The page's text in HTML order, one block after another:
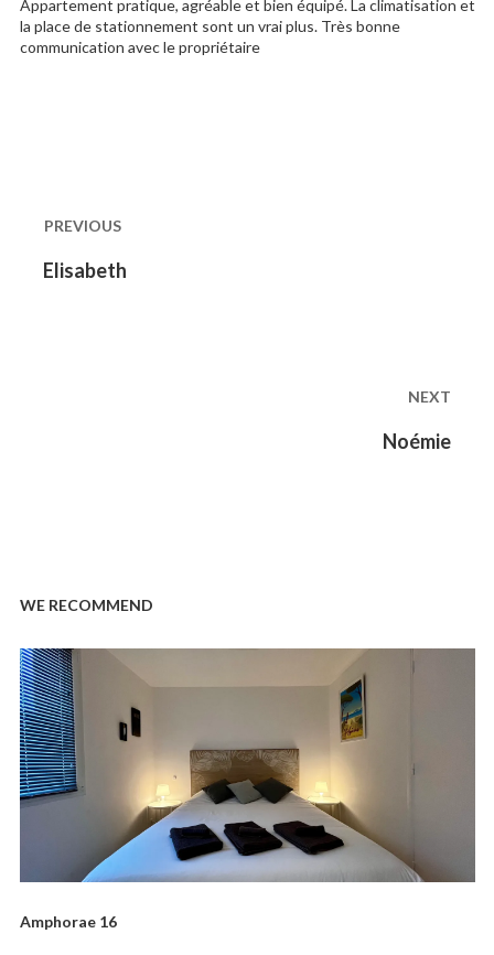
Appartement pratique, agréable et bien équipé. La climatisation et
la place de stationnement sont un vrai plus. Très bonne
communication avec le propriétaire
navigation
PREVIOUS
Previous
Elisabeth
NEXT
Noémie
WE RECOMMEND
Amphorae 16